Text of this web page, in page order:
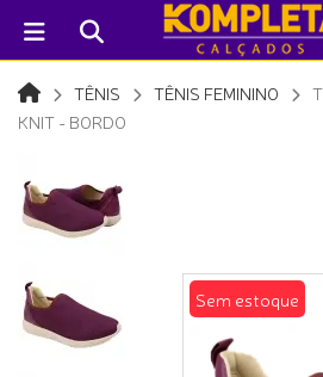
TÊNIS TÊNIS FEMININO
KNIT - BORDO
Sem estoque